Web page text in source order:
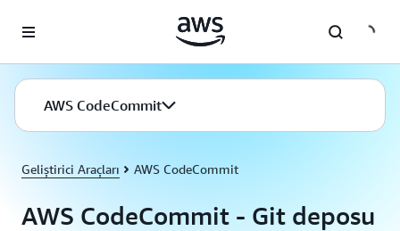
AWS CodeCommit
Geliştirici Araçları AWS CodeCommit
AWS CodeCommit - Git deposu